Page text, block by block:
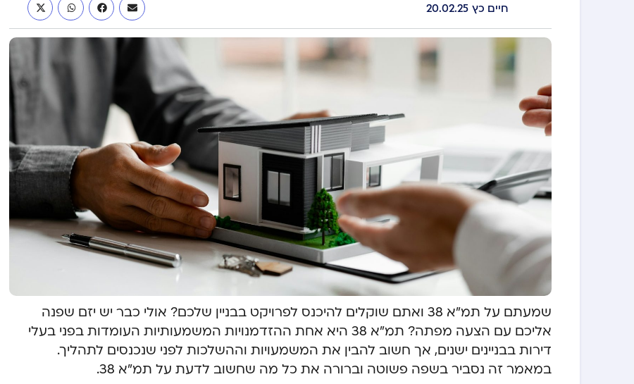
חיים כץ 20.02.25
שמעתם על תמ”א 38 ואתם שוקלים להיכנס לפרויקט בבניין שלכם? אולי כבר יש יזם שפנה
אליכם עם הצעה מפתה? תמ”א 38 היא אחת ההזדמנויות המשמעותיות העומדות בפני בעלי
דירות בבניינים ישנים, אך חשוב להבין את המשמעויות וההשלכות לפני שנכנסים לתהליך.
במאמר זה נסביר בשפה פשוטה וברורה את כל מה שחשוב לדעת על תמ”א 38.